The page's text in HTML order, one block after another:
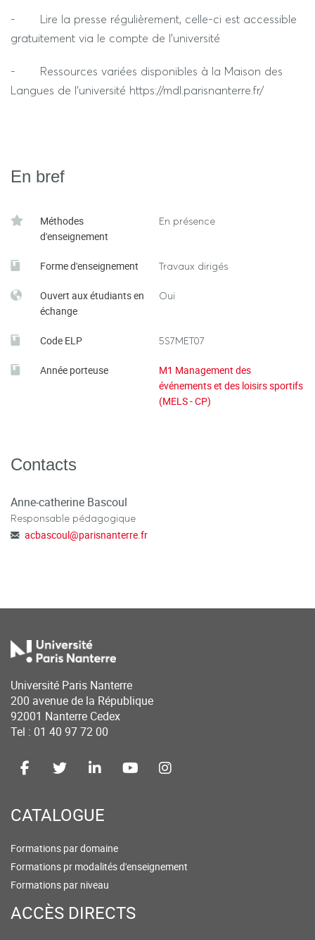
Strategic Sports Event Management (Routledge) Sport
Facility and Event Management (Routledge)
Event Management in Sport, Recreation, and Tourism
(Routledge)
- Lire la presse régulièrement, celle-ci est accessible
gratuitement via le compte de l’université
- Ressources variées disponibles à la Maison des
Langues de l’université https://mdl.parisnanterre.fr/
En bref
Méthodes
d'enseignement
En présence
Forme d'enseignement Travaux dirigés
Ouvert aux étudiants en
échange
Oui
Code ELP 5S7MET07
Année porteuse
M1 Management des
événements et des loisirs sportifs
(MELS - CP)
Contacts
Anne-catherine Bascoul
Responsable pédagogique
acbascoul@parisnanterre.fr
Université Paris Nanterre
200 avenue de la République
92001 Nanterre Cedex
Tel : 01 40 97 72 00
CATALOGUE
Formations par domaine
Formations pr modalités d'enseignement
Formations par niveau
ACCÈS DIRECTS